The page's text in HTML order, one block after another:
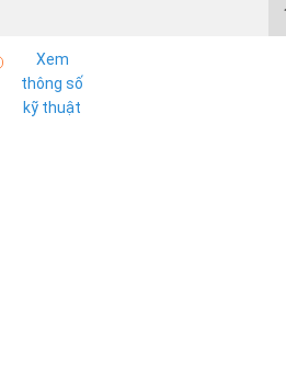
Xem
thông số
kỹ thuật